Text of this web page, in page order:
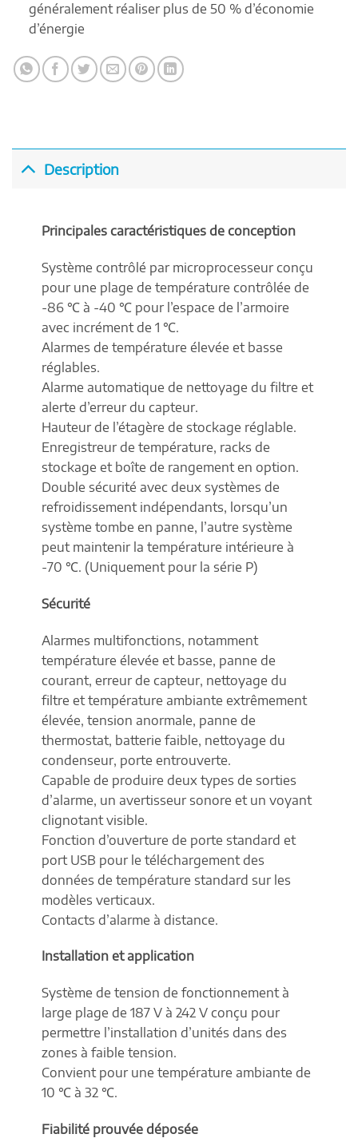
généralement réaliser plus de 50 % d’économie
d’énergie
Description
Principales caractéristiques de conception
Système contrôlé par microprocesseur conçu
pour une plage de température contrôlée de
-86 ℃ à -40 ℃ pour l’espace de l’armoire
avec incrément de 1 ℃.
Alarmes de température élevée et basse
réglables.
Alarme automatique de nettoyage du filtre et
alerte d’erreur du capteur.
Hauteur de l’étagère de stockage réglable.
Enregistreur de température, racks de
stockage et boîte de rangement en option.
Double sécurité avec deux systèmes de
refroidissement indépendants, lorsqu’un
système tombe en panne, l’autre système
peut maintenir la température intérieure à
-70 ℃. (Uniquement pour la série P)
Sécurité
Alarmes multifonctions, notamment
température élevée et basse, panne de
courant, erreur de capteur, nettoyage du
filtre et température ambiante extrêmement
élevée, tension anormale, panne de
thermostat, batterie faible, nettoyage du
condenseur, porte entrouverte.
Capable de produire deux types de sorties
d’alarme, un avertisseur sonore et un voyant
clignotant visible.
Fonction d’ouverture de porte standard et
port USB pour le téléchargement des
données de température standard sur les
modèles verticaux.
Contacts d’alarme à distance.
Installation et application
Système de tension de fonctionnement à
large plage de 187 V à 242 V conçu pour
permettre l’installation d’unités dans des
zones à faible tension.
Convient pour une température ambiante de
10 ℃ à 32 ℃.
Fiabilité prouvée déposée